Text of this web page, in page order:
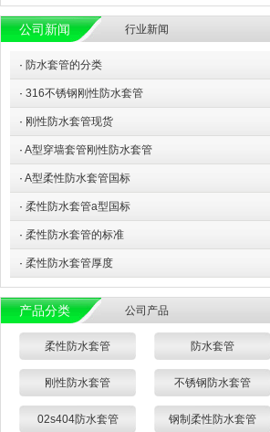
公司新闻 行业新闻
· 防水套管的分类
· 316不锈钢刚性防水套管
· 刚性防水套管现货
· A型穿墙套管刚性防水套管
· A型柔性防水套管国标
· 柔性防水套管a型国标
· 柔性防水套管的标准
· 柔性防水套管厚度
产品分类 公司产品
柔性防水套管 防水套管
刚性防水套管 不锈钢防水套管
02s404防水套管 钢制柔性防水套管